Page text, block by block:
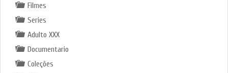
Filmes
Series
Adulto XXX
Documentario
Coleções